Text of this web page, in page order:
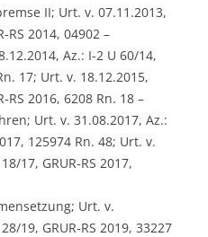
II; Urt. v. 07.11.2013,
RS 2014, 04902 –
Az.: I-2 U 60/14,
17; Urt. v. 18.12.2015,
RS 2016, 6208 Rn. 18 –
Urt. v. 31.08.2017, Az.:
125974 Rn. 48; Urt. v.
17, GRUR-RS 2017,
Urt. v.
19, GRUR-RS 2019, 33227